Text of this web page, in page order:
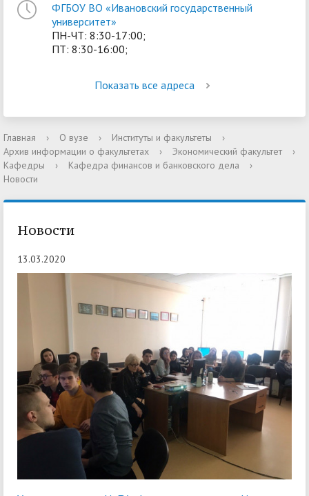
ФГБОУ ВО «Ивановский государственный
университет»
ПН-ЧТ: 8:30-17:00;
ПТ: 8:30-16:00;
Показать все адреса
Главная › О вузе › Институты и факультеты
›
Архив информации о факультетах
› Экономический факультет
›
Кафедры
› Кафедра финансов и банковского дела
›
Новости
Новости
13.03.2020